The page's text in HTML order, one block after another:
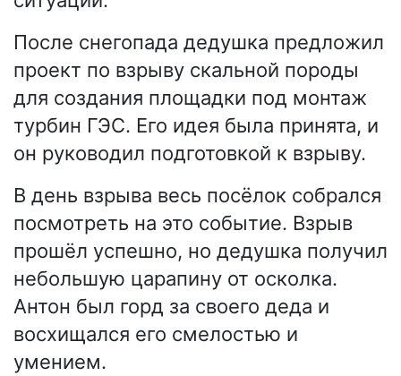
После снегопада дедушка предложил
проект по взрыву скальной породы
для создания площадки под монтаж
турбин ГЭС. Его идея была принята, и
он руководил подготовкой к взрыву.
В день взрыва весь посёлок собрался
посмотреть на это событие. Взрыв
прошёл успешно, но дедушка получил
небольшую царапину от осколка.
Антон был горд за своего деда и
восхищался его смелостью и
умением.